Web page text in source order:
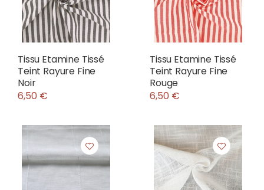
Tissu Etamine Tissé
Teint Rayure Fine
Noir
6,50 €
Tissu Etamine Tissé
Teint Rayure Fine
Rouge
6,50 €